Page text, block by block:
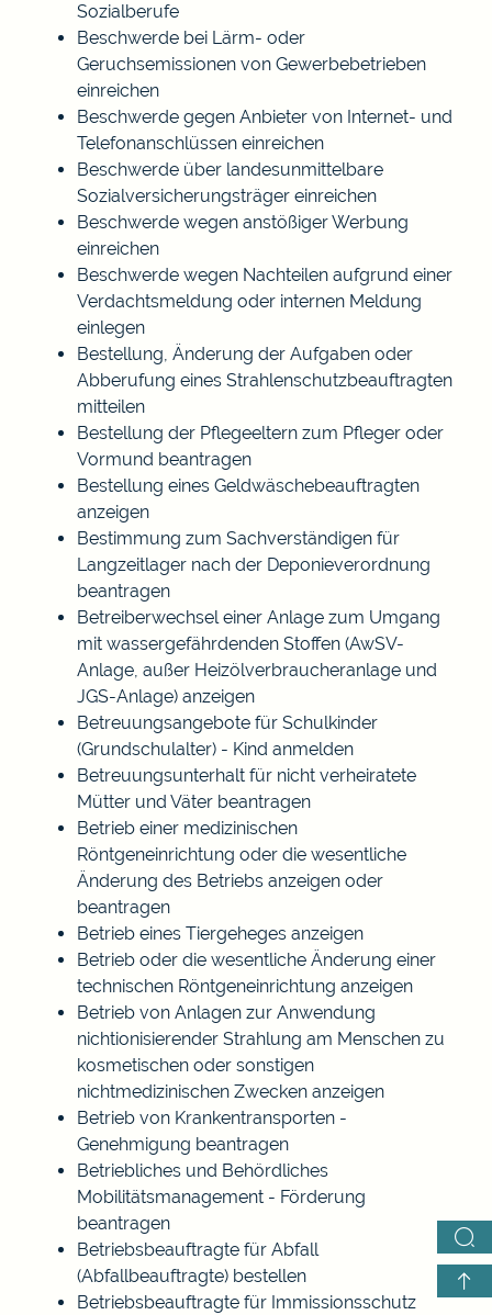
Sozialberufe
Beschwerde bei Lärm- oder
Geruchsemissionen von Gewerbebetrieben
einreichen
Beschwerde gegen Anbieter von Internet- und
Telefonanschlüssen einreichen
Beschwerde über landesunmittelbare
Sozialversicherungsträger einreichen
Beschwerde wegen anstößiger Werbung
einreichen
Beschwerde wegen Nachteilen aufgrund einer
Verdachtsmeldung oder internen Meldung
einlegen
Bestellung, Änderung der Aufgaben oder
Abberufung eines Strahlenschutzbeauftragten
mitteilen
Bestellung der Pflegeeltern zum Pfleger oder
Vormund beantragen
Bestellung eines Geldwäschebeauftragten
anzeigen
Bestimmung zum Sachverständigen für
Langzeitlager nach der Deponieverordnung
beantragen
Betreiberwechsel einer Anlage zum Umgang
mit wassergefährdenden Stoffen (AwSV-
Anlage, außer Heizölverbraucheranlage und
JGS-Anlage) anzeigen
Betreuungsangebote für Schulkinder
(Grundschulalter) - Kind anmelden
Betreuungsunterhalt für nicht verheiratete
Mütter und Väter beantragen
Betrieb einer medizinischen
Röntgeneinrichtung oder die wesentliche
Änderung des Betriebs anzeigen oder
beantragen
Betrieb eines Tiergeheges anzeigen
Betrieb oder die wesentliche Änderung einer
technischen Röntgeneinrichtung anzeigen
Betrieb von Anlagen zur Anwendung
nichtionisierender Strahlung am Menschen zu
kosmetischen oder sonstigen
nichtmedizinischen Zwecken anzeigen
Betrieb von Krankentransporten -
Genehmigung beantragen
Betriebliches und Behördliches
Mobilitätsmanagement - Förderung
beantragen
Betriebsbeauftragte für Abfall
(Abfallbeauftragte) bestellen
Betriebsbeauftragte für Immissionsschutz